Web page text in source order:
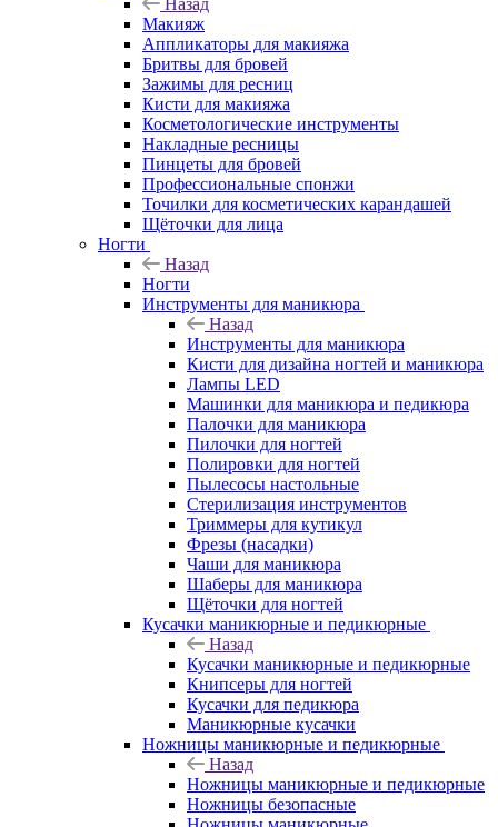
Назад
Макияж
Аппликаторы для макияжа
Бритвы для бровей
Зажимы для ресниц
Кисти для макияжа
Косметологические инструменты
Накладные ресницы
Пинцеты для бровей
Профессиональные спонжи
Точилки для косметических карандашей
Щёточки для лица
Ногти
Назад
Ногти
Инструменты для маникюра
Назад
Инструменты для маникюра
Кисти для дизайна ногтей и маникюра
Лампы LED
Машинки для маникюра и педикюра
Палочки для маникюра
Пилочки для ногтей
Полировки для ногтей
Пылесосы настольные
Стерилизация инструментов
Триммеры для кутикул
Фрезы (насадки)
Чаши для маникюра
Шаберы для маникюра
Щёточки для ногтей
Кусачки маникюрные и педикюрные
Назад
Кусачки маникюрные и педикюрные
Книпсеры для ногтей
Кусачки для педикюра
Маникюрные кусачки
Ножницы маникюрные и педикюрные
Назад
Ножницы маникюрные и педикюрные
Ножницы безопасные